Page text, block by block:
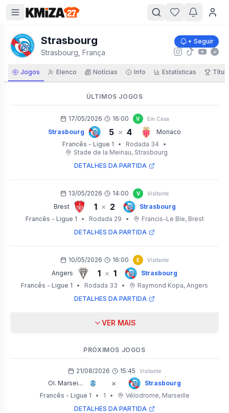
Strasbourg
Strasbourg, França
+ Seguir
Jogos Elenco Notícias Info Estatísticas
ÚLTIMOS JOGOS
17/05/2026 16:00 V Em Casa
Strasbourg 5 × 4
Monaco
Francês - Ligue 1
• Rodada 34
•
Stade de la Meinau, Strasbourg
DETALHES DA PARTIDA
13/05/2026 14:00 V Visitante
Brest 1 × 2
Strasbourg
Francês - Ligue 1
• Rodada 29 • Francis-Le Ble, Brest
DETALHES DA PARTIDA
10/05/2026 16:00 E Visitante
Angers 1 × 1
Strasbourg
Francês - Ligue 1
• Rodada 33 • Raymond Kopa, Angers
DETALHES DA PARTIDA
VER MAIS
PRÓXIMOS JOGOS
21/08/2026 15:45 Visitante
Ol. Marsei... ×
Strasbourg
Francês - Ligue 1
• 1 • Vélodrome, Marseille
DETALHES DA PARTIDA